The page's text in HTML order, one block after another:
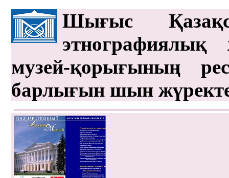
Шығыс
этнографиялық
музей-қорығының
барлығын шын